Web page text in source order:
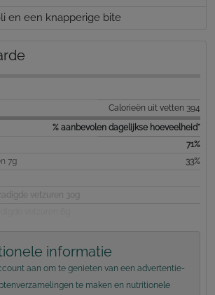
en een knapperige bite
Calorieën uit vetten 394
% aanbevolen dagelijkse hoeveelheid*
71%
7g
33%
vetzuren 30g
informatie
aan om te genieten van een advertentie-
te maken en nutritionele